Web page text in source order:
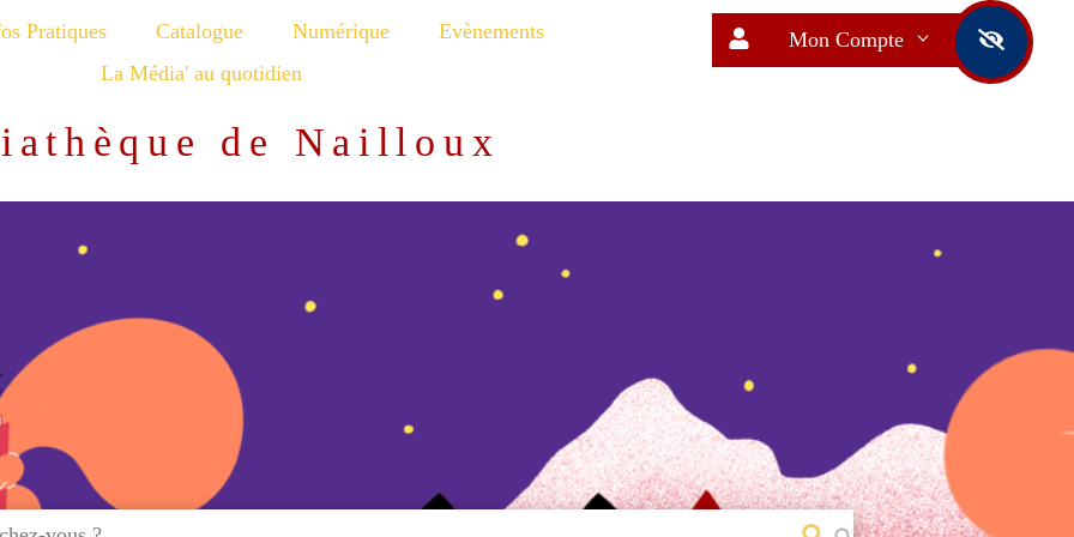
Pratiques Catalogue Numérique
Evènements
La Média' au quotidien
de Nailloux
Mon Compte